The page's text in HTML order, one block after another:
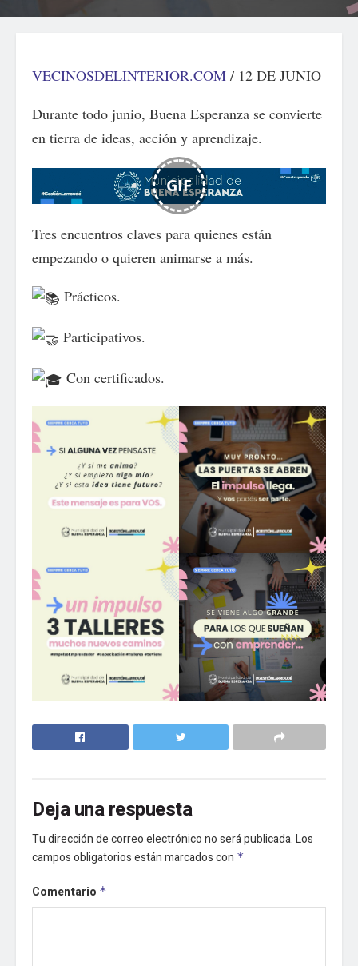
VECINOSDELINTERIOR.COM / 12 DE JUNIO
Durante todo junio, Buena Esperanza se convierte
en tierra de ideas, acción y aprendizaje.
GIF
Tres encuentros claves para quienes están
empezando o quieren animarse a más.
Prácticos.
Participativos.
Con certificados.
Deja una respuesta
Tu dirección de correo electrónico no será publicada.Los
campos obligatorios están marcados con *
Comentario *